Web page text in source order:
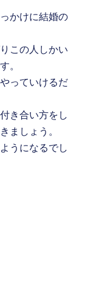
かけに結婚の
この人しかい
。
っていけるだ
き合い方をし
ましょう。
うになるでし